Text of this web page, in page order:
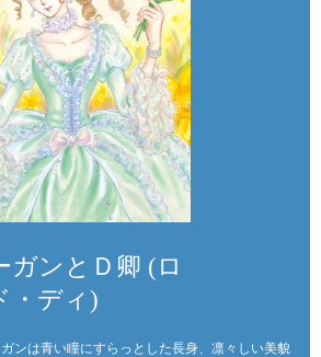
ガンとＤ卿 (ロ
・ディ)
ンは青い瞳にすらっとした長身、凛々しい美貌